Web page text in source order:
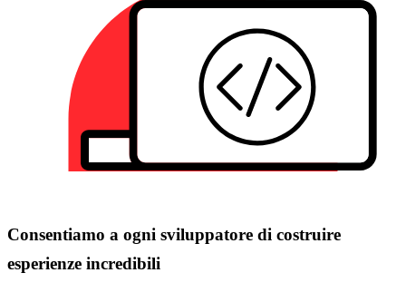
Consentiamo a ogni sviluppatore di costruire
esperienze incredibili